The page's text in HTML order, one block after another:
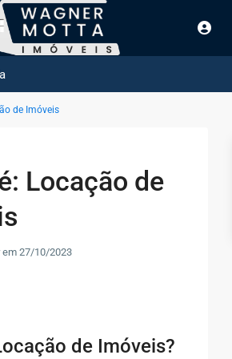
de Imóveis
Locação de
em 27/10/2023
de Imóveis?